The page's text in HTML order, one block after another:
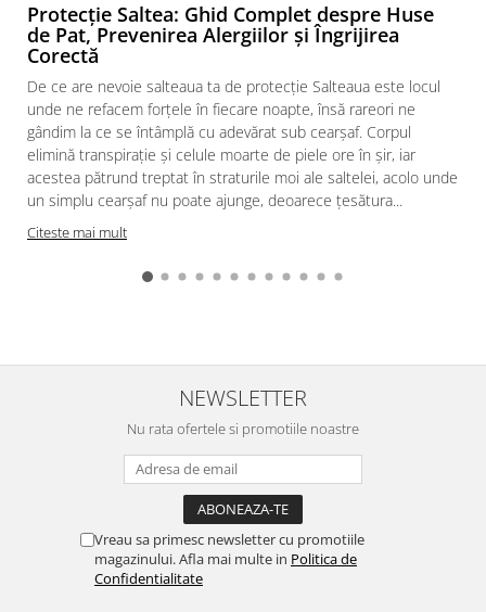
Protecție Saltea: Ghid Complet despre Huse
de Pat, Prevenirea Alergiilor și Îngrijirea
Corectă
De ce are nevoie salteaua ta de protecție Salteaua este locul
unde ne refacem forțele în fiecare noapte, însă rareori ne
gândim la ce se întâmplă cu adevărat sub cearșaf. Corpul
elimină transpirație și celule moarte de piele ore în șir, iar
acestea pătrund treptat în straturile moi ale saltelei, acolo unde
un simplu cearșaf nu poate ajunge, deoarece țesătura...
Citeste mai mult
NEWSLETTER
Nu rata ofertele si promotiile noastre
Vreau sa primesc newsletter cu promotiile
magazinului. Afla mai multe in Politica de
Confidentialitate